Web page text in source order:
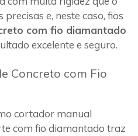
e, neste caso, fios
com fio diamantado
excelente e seguro.
Concreto com Fio
cortador manual
com fio diamantado traz